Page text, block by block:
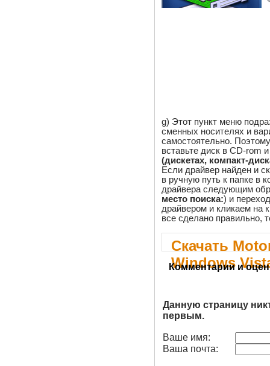
g) Этот пункт меню
сменных носителях и
самостоятельно.
вставьте диск в CD-rom
(дискетах, компакт-
Если драйвер найден и
в ручную путь к папке в
драйвера следующим
место поиска:) и
драйвером и кликаем на
все сделано правильно,
Скачать
Windows
Комментарии и
Данную страницу
первым.
Ваше имя:
Ваша почта: